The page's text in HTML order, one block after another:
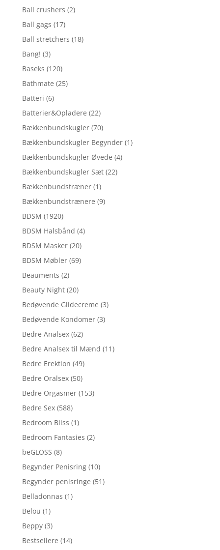
Ball crushers (2)
Ball gags (17)
Ball stretchers (18)
Bang! (3)
Baseks (120)
Bathmate (25)
Batteri (6)
Batterier&Opladere (22)
Bækkenbundskugler (70)
Bækkenbundskugler Begynder (1)
Bækkenbundskugler Øvede (4)
Bækkenbundskugler Sæt (22)
Bækkenbundstræner (1)
Bækkenbundstrænere (9)
BDSM (1920)
BDSM Halsbånd (4)
BDSM Masker (20)
BDSM Møbler (69)
Beauments (2)
Beauty Night (20)
Bedøvende Glidecreme (3)
Bedøvende Kondomer (3)
Bedre Analsex (62)
Bedre Analsex til Mænd (11)
Bedre Erektion (49)
Bedre Oralsex (50)
Bedre Orgasmer (153)
Bedre Sex (588)
Bedroom Bliss (1)
Bedroom Fantasies (2)
beGLOSS (8)
Begynder Penisring (10)
Begynder penisringe (51)
Belladonnas (1)
Belou (1)
Beppy (3)
Bestsellere (14)